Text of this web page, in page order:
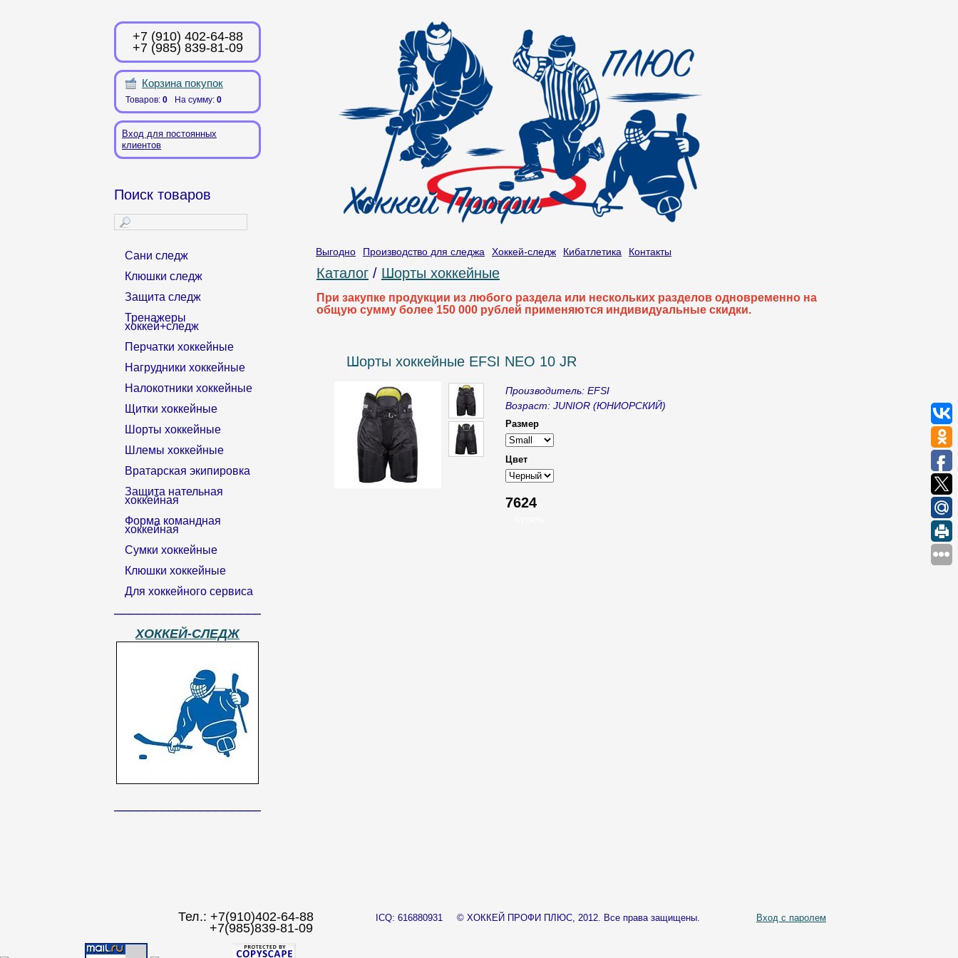
+7 (910) 402-64-88
+7 (985) 839-81-09
Корзина покупок
Товаров: 0 На сумму: 0
Вход для постоянных
клиентов
Выгодно Производство для следжа Хоккей-следж Кибатлетика Контакты
Поиск товаров
Сани следж
Клюшки следж
Защита следж
Тренажеры
хоккей+следж
Перчатки хоккейные
Нагрудники хоккейные
Налокотники хоккейные
Щитки хоккейные
Шорты хоккейные
Шлемы хоккейные
Вратарская экипировка
Защита нательная
хоккейная
Форма командная
хоккейная
Сумки хоккейные
Клюшки хоккейные
Для хоккейного сервиса
ХОККЕЙ-СЛЕДЖ
Каталог / Шорты хоккейные
При закупке продукции из любого раздела или нескольких разделов одновременно на
общую сумму более 150 000 рублей применяются индивидуальные скидки.
Шорты хоккейные EFSI NEO 10 JR
Производитель: EFSI
Возраст: JUNIOR (ЮНИОРСКИЙ)
Размер
Цвет
7624
Тел.: +7(910)402-64-88
+7(985)839-81-09
Вход с паролем
ICQ: 616880931 © ХОККЕЙ ПРОФИ ПЛЮС, 2012. Все права защищены.